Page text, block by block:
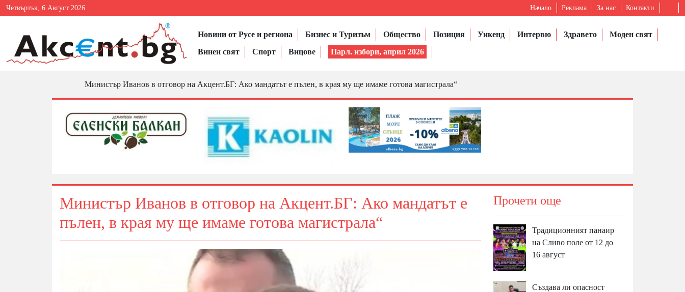
Четвъртък, 6 Август 2026 Начало Реклама За нас Контакти
Новини от Русе и региона Бизнес и Туризъм Общество Позиция Уикенд Интервю Здравето
Моден свят
Винен свят
Спорт Вицове Парл. избори, април 2026
Министър Иванов в отговор на Акцент.БГ: Ако мандатът е пълен, в края му ще имаме готова магистрала“
Министър Иванов в отговор на Акцент.БГ: Ако мандатът е
пълен, в края му ще имаме готова магистрала“
Прочети още
Традиционният панаир
на Сливо поле от 12 до
16 август
Създава ли опасност